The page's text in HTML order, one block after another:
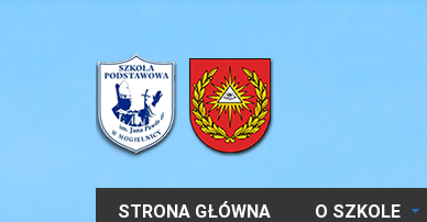
STRONA GŁÓWNA O SZKOLE